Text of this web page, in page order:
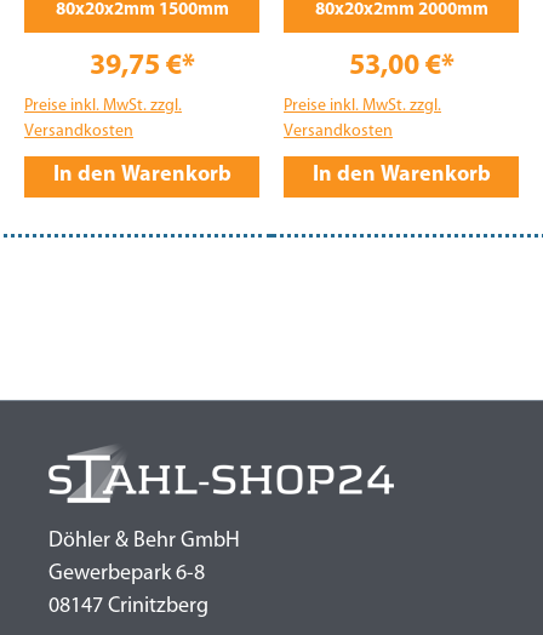
80x20x2mm 1500mm
39,75 €*
Preise inkl. MwSt. zzgl.
Versandkosten
In den Warenkorb
80x20x2mm 2000mm
53,00 €*
Preise inkl. MwSt. zzgl.
Versandkosten
In den Warenkorb
Döhler & Behr GmbH
Gewerbepark 6-8
08147 Crinitzberg